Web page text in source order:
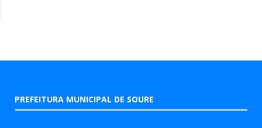
PREFEITURA MUNICIPAL DE SOURE